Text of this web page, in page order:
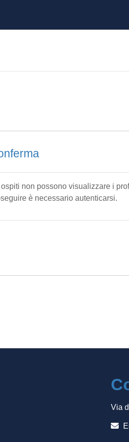
non possono visualizzare i
è necessario autenticarsi.
Via